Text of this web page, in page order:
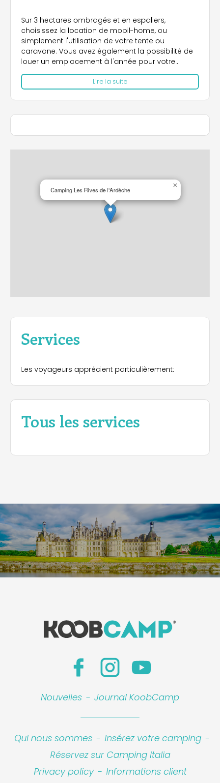
Sur 3 hectares ombragés et en espaliers,
choisissez la location de mobil-home, ou
simplement l'utilisation de votre tente ou
caravane. Vous avez également la possibilité de
louer un emplacement à l'année pour votre
caravane, ainsi qu'un emplacement tout confort
pour votre séjour en mobil-home.
Lire la suite
Camping Les Rives de l'Ardèche
×
Services
Les voyageurs apprécient particulièrement:
Tous les services
Nouvelles - Journal KoobCamp
Qui nous sommes - Insérez votre camping -
Réservez sur Camping Italia
Privacy policy - Informations client